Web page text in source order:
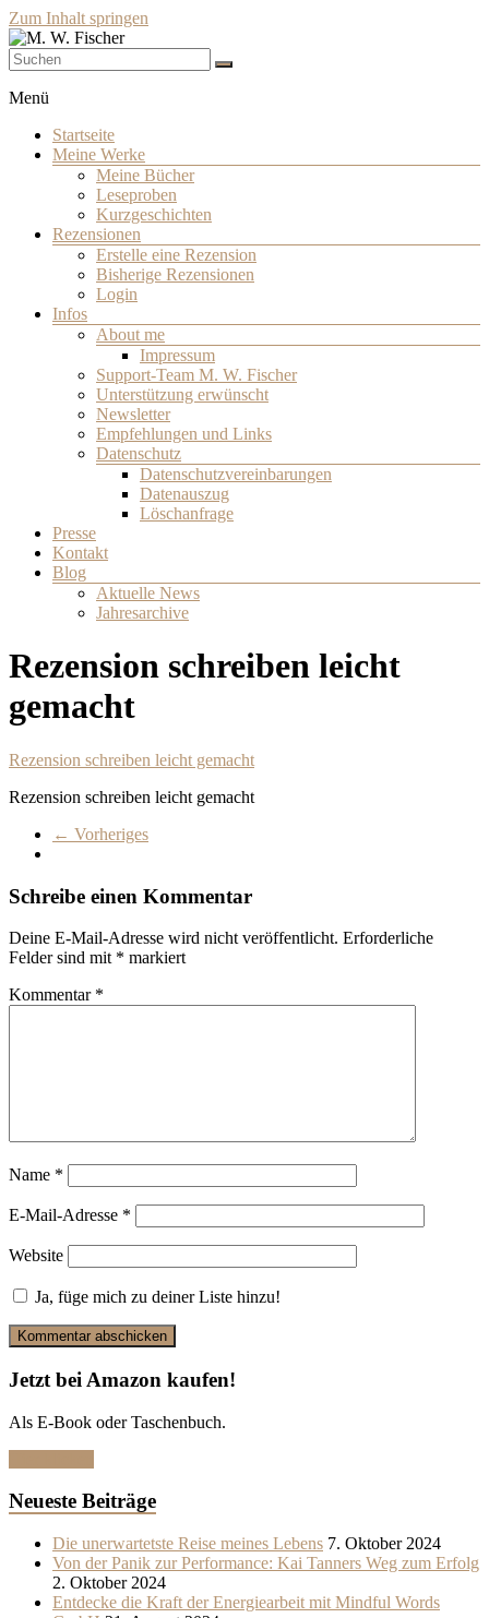
Zum Inhalt springen
Schriftsteller
Menü
Startseite
Meine Werke
Meine Bücher
Leseproben
Kurzgeschichten
Rezensionen
Erstelle eine Rezension
Bisherige Rezensionen
Login
Infos
About me
Impressum
Support-Team M. W. Fischer
Unterstützung erwünscht
Newsletter
Empfehlungen und Links
Datenschutz
Datenschutzvereinbarungen
Datenauszug
Löschanfrage
Presse
Kontakt
Blog
Aktuelle News
Jahresarchive
Rezension schreiben leicht
gemacht
Rezension schreiben leicht gemacht
Rezension schreiben leicht gemacht
← Vorheriges
Schreibe einen Kommentar
Deine E-Mail-Adresse wird nicht veröffentlicht. Erforderliche
Felder sind mit * markiert
Kommentar *
Name *
E-Mail-Adresse *
Website
Ja, füge mich zu deiner Liste hinzu!
Jetzt bei Amazon kaufen!
Als E-Book oder Taschenbuch.
Neueste Beiträge
Die unerwartetste Reise meines Lebens 7. Oktober 2024
Von der Panik zur Performance: Kai Tanners Weg zum Erfolg
2. Oktober 2024
Entdecke die Kraft der Energiearbeit mit Mindful Words